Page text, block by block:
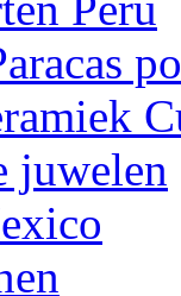
juwelen